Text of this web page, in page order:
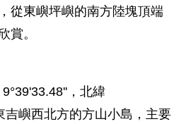
從東嶼坪嶼的南方陸塊頂端
賞。
，北緯
吉嶼西北方的方山小島，主要